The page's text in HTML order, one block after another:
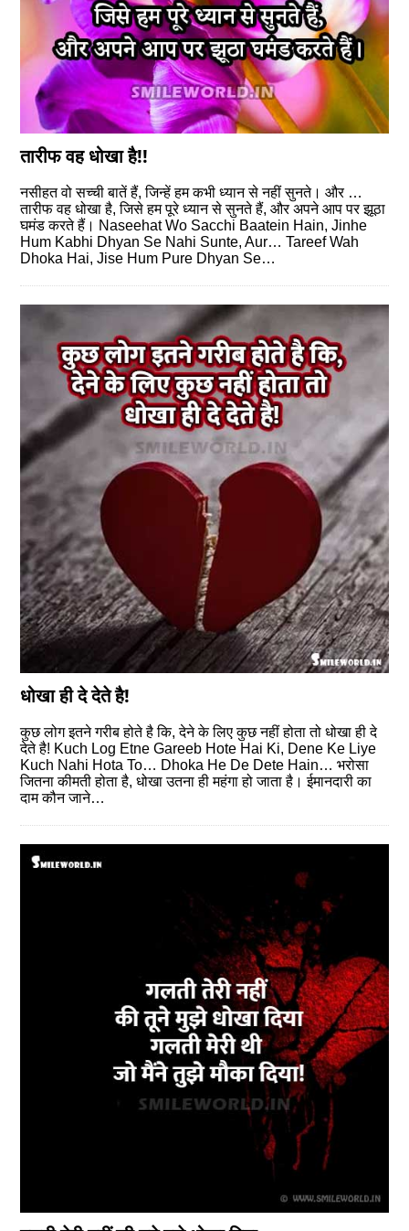
तारीफ वह धोखा है!!
नसीहत वो सच्ची बातें हैं, जिन्हें हम कभी ध्यान से नहीं सुनते। और …
तारीफ वह धोखा है, जिसे हम पूरे ध्यान से सुनते हैं, और अपने आप पर झूठा
घमंड करते हैं। Naseehat Wo Sacchi Baatein Hain, Jinhe
Hum Kabhi Dhyan Se Nahi Sunte, Aur… Tareef Wah
Dhoka Hai, Jise Hum Pure Dhyan Se…
धोखा ही दे देते है!
कुछ लोग इतने गरीब होते है कि, देने के लिए कुछ नहीं होता तो धोखा ही दे
देते है! Kuch Log Etne Gareeb Hote Hai Ki, Dene Ke Liye
Kuch Nahi Hota To… Dhoka He De Dete Hain… भरोसा
जितना कीमती होता है, धोखा उतना ही महंगा हो जाता है। ईमानदारी का
दाम कौन जाने…